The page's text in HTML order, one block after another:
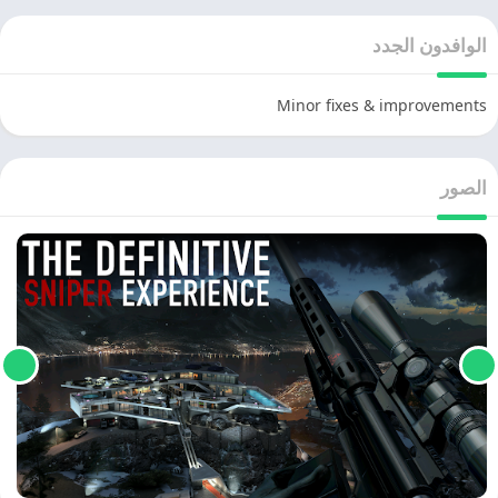
الوافدون الجدد
Minor fixes & improvements
الصور